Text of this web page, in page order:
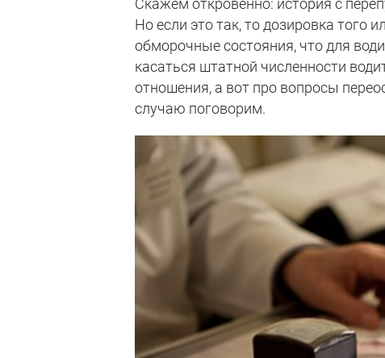
Скажем откровенно: история с
Но если это так, то дозировка того
обморочные состояния, что для
касаться штатной численности
отношения, а вот про вопросы
случаю поговорим.